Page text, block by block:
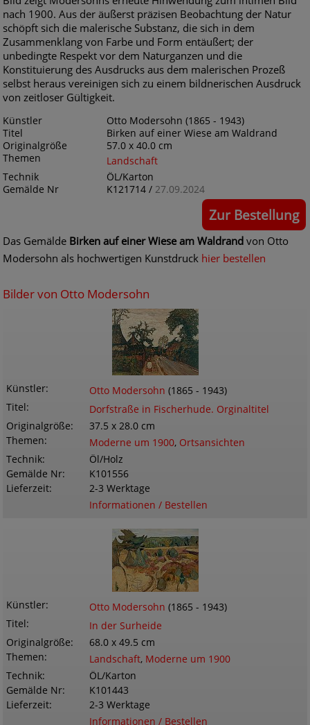
nach 1900. Aus der äußerst präzisen Beobachtung der Natur
schöpft sich die malerische Substanz, die sich in dem
Zusammenklang von Farbe und Form entäußert; der
unbedingte Respekt vor dem Naturganzen und die
Konstituierung des Ausdrucks aus dem malerischen Prozeß
selbst heraus vereinigen sich zu einem bildnerischen Ausdruck
von zeitloser Gültigkeit.
Künstler
Otto Modersohn (1865 - 1943)
Titel
Birken auf einer Wiese am Waldrand
Originalgröße
57.0 x 40.0 cm
Themen
Landschaft
Technik
ÖL/Karton
Gemälde Nr
K121714 / 27.09.2024
Zur Bestellung
Das Gemälde Birken auf einer Wiese am Waldrand von Otto
Modersohn als hochwertigen Kunstdruck hier bestellen
Bilder von Otto Modersohn
Künstler Otto Modersohn (1865 - 1943)
Titel
Dorfstraße in Fischerhude. Orginaltitel
Originalgröße
37.5 x 28.0 cm
Themen
Moderne um 1900, Ortsansichten
Technik
Öl/Holz
Gemälde Nr
K101556
Lieferzeit
2-3 Werktage
Informationen / Bestellen
Künstler Otto Modersohn (1865 - 1943)
Titel
In der Surheide
Originalgröße
68.0 x 49.5 cm
Themen
Landschaft, Moderne um 1900
Technik
ÖL/Karton
Gemälde Nr
K101443
Lieferzeit
2-3 Werktage
Informationen / Bestellen